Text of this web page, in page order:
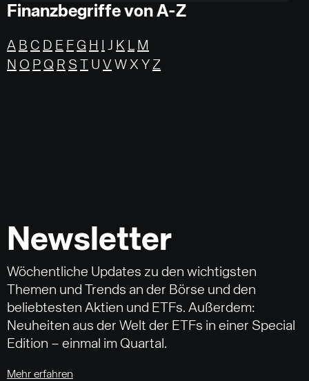
Finanzbegriffe von A-Z
A B C D E F G H J K L M
N O P Q R S U V W X YZ
Newsletter
Wöchentliche Updates zu den wichtigsten
Themen und Trends an der Börse und den
beliebtesten Aktien und ETFs. Außerdem:
Neuheiten aus der Welt der ETFs in einer Special
Edition – einmal im Quartal.
Mehr erfahren